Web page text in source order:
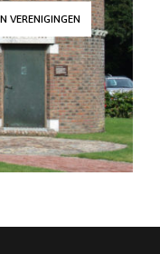
VERENIGINGEN